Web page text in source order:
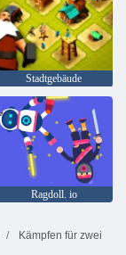
Stadtgebäude
Ragdoll. io
Kämpfen für zwei